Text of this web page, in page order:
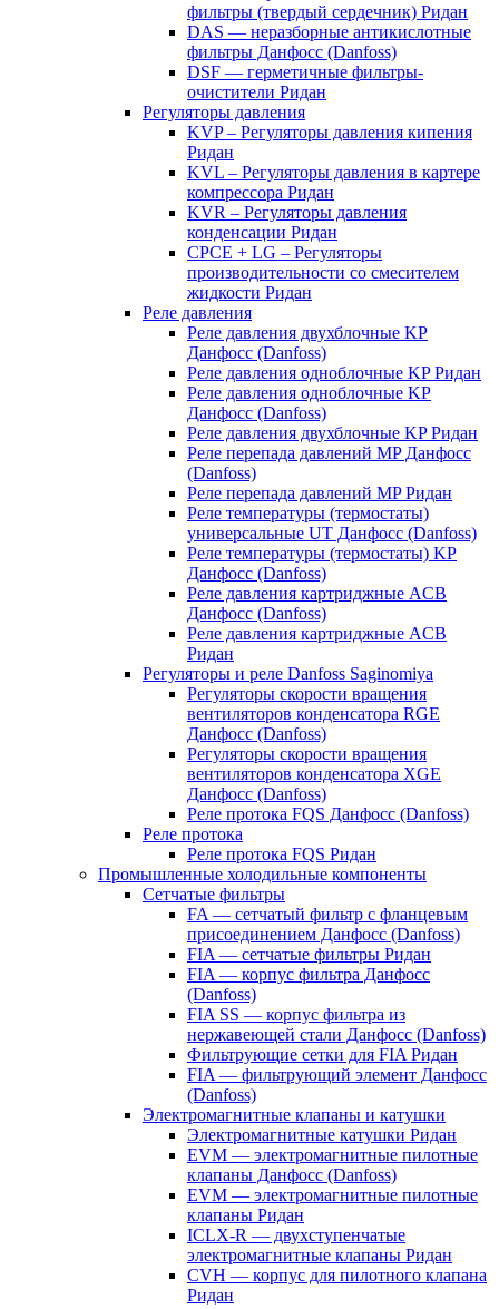
фильтры (твердый сердечник) Ридан
DAS — неразборные антикислотные
фильтры Данфосс (Danfoss)
DSF — герметичные фильтры-
очистители Ридан
Регуляторы давления
KVP – Регуляторы давления кипения
Ридан
KVL – Регуляторы давления в картере
компрессора Ридан
KVR – Регуляторы давления
конденсации Ридан
CPCE + LG – Регуляторы
производительности со смесителем
жидкости Ридан
Реле давления
Реле давления двухблочные KP
Данфосс (Danfoss)
Реле давления одноблочные KP Ридан
Реле давления одноблочные KP
Данфосс (Danfoss)
Реле давления двухблочные KP Ридан
Реле перепада давлений MP Данфосс
(Danfoss)
Реле перепада давлений MP Ридан
Реле температуры (термостаты)
универсальные UT Данфосс (Danfoss)
Реле температуры (термостаты) KP
Данфосс (Danfoss)
Реле давления картриджные ACB
Данфосс (Danfoss)
Реле давления картриджные ACB
Ридан
Регуляторы и реле Danfoss Saginomiya
Регуляторы скорости вращения
вентиляторов конденсатора RGE
Данфосс (Danfoss)
Регуляторы скорости вращения
вентиляторов конденсатора XGE
Данфосс (Danfoss)
Реле протока FQS Данфосс (Danfoss)
Реле протока
Реле протока FQS Ридан
Промышленные холодильные компоненты
Сетчатые фильтры
FA — сетчатый фильтр с фланцевым
присоединением Данфосс (Danfoss)
FIA — сетчатые фильтры Ридан
FIA — корпус фильтра Данфосс
(Danfoss)
FIA SS — корпус фильтра из
нержавеющей стали Данфосс (Danfoss)
Фильтрующие сетки для FIA Ридан
FIA — фильтрующий элемент Данфосс
(Danfoss)
Электромагнитные клапаны и катушки
Электромагнитные катушки Ридан
EVM — электромагнитные пилотные
клапаны Данфосс (Danfoss)
EVM — электромагнитные пилотные
клапаны Ридан
ICLX-R — двухступенчатые
электромагнитные клапаны Ридан
CVH — корпус для пилотного клапана
Ридан